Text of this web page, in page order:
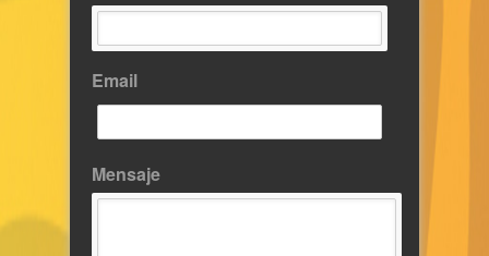
Email
Mensaje